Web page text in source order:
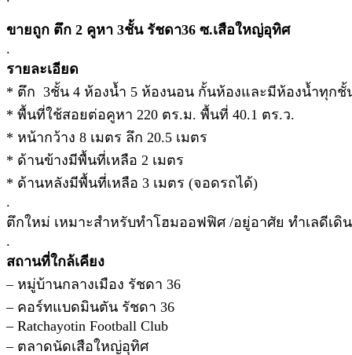
ขายถูก ตึก 2 คูหา 3ชั้น รัชดา36 ซ.เสือใหญ่อุทิศ
.
รายละเอียด
* ตึก 3ชั้น 4 ห้องน้ำ 5 ห้องนอน กั้นห้องและมีห้องน้ำทุกชั้
* พื้นที่ใช้สอยต่อคูหา 220 ตร.ม. พื้นที่ 40.1 ตร.ว.
* หน้ากว้าง 8 เมตร ลึก 20.5 เมตร
* ด้านข้างมีพื้นที่เหลือ 2 เมตร
* ด้านหลังมีพื้นที่เหลือ 3 เมตร (จอดรถได้)
.
ตึกใหม่ เหมาะสำหรับทำโฮมออฟฟิศ /อยู่อาศัย ทำเลดีเดิ
.
สถานที่ใกล้เคียง
– หมู่บ้านกลางเมือง รัชดา 36
– คอร์ทแบดมินตัน รัชดา 36
– Ratchayotin Football Club
– ตลาดนัดเสือใหญ่อุทิศ